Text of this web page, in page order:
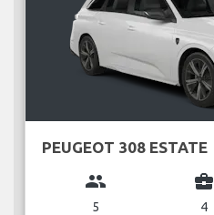
PEUGEOT 308 ESTATE
group
5
business_center
4